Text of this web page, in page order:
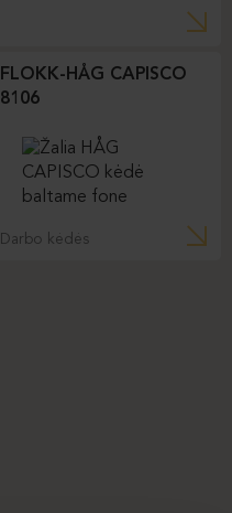
FLOKK-HÅG CAPISCO
8106
Darbo kėdės